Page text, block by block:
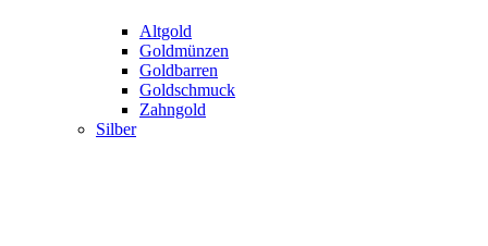
Altgold
Goldmünzen
Goldbarren
Goldschmuck
Zahngold
Silber